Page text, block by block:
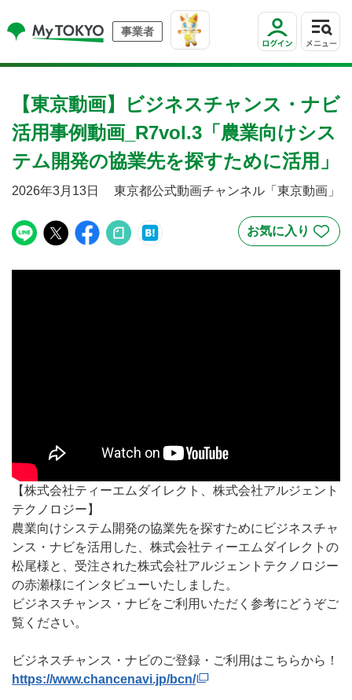
事業者
【東京動画】ビジネスチャンス・ナビ
活用事例動画_R7vol.3「農業向けシス
テム開発の協業先を探すために活用」
2026年3月13日 東京都公式動画チャンネル「東京動画」
https://www.youtube.com/embed/sOkGSlDDj0I
【株式会社ティーエムダイレクト、株式会社アルジェント
テクノロジー】
農業向けシステム開発の協業先を探すためにビジネスチャ
ンス・ナビを活用した、株式会社ティーエムダイレクトの
松尾様と、受注された株式会社アルジェントテクノロジー
の赤瀬様にインタビューいたしました。
ビジネスチャンス・ナビをご利用いただく参考にどうぞご
覧ください。
ビジネスチャンス・ナビのご登録・ご利用はこちらから！
https://www.chancenavi.jp/bcn/